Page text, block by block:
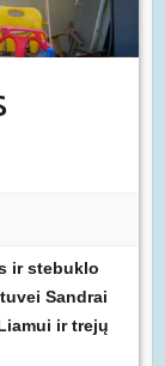
ir stebuklo
Sandrai
ir trejų